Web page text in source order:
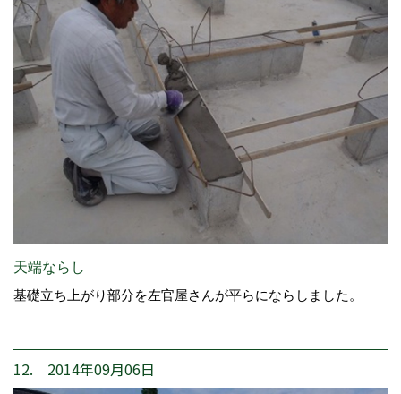
天端ならし
基礎立ち上がり部分を左官屋さんが平らにならしました。
12. 2014年09月06日